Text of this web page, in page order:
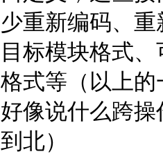
少重新编码、
目标模块格式
格式等（以上
好像说什么跨
到北）